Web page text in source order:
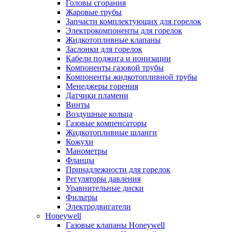
Головы сгорания
Жаровые трубы
Запчасти комплектующих для горелок
Электрокомпоненты для горелок
Жидкотопливные клапаны
Заслонки для горелок
Кабели поджига и ионизации
Компоненты газовой трубы
Компоненты жидкотопливной трубы
Менеджеры горения
Датчики пламени
Винты
Воздушные кольца
Газовые компенсаторы
Жидкотопливные шланги
Кожухи
Манометры
Фланцы
Принадлежности для горелок
Регуляторы давления
Уравнительные диски
Фильтры
Электродвигатели
Honeywell
Газовые клапаны Honeywell